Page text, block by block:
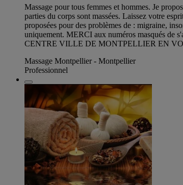
Massage pour tous femmes et hommes. Je
parties du corps sont massées. Laissez votre
proposées pour des problèmes de : migraine,
uniquement. MERCI aux numéros masqués de
CENTRE VILLE DE MONTPELLIER EN
Massage Montpellier - Montpellier
Professionnel